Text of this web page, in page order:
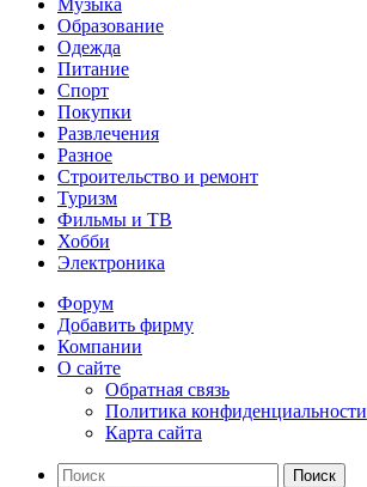
Музыка
Образование
Одежда
Питание
Спорт
Покупки
Развлечения
Разное
Строительство и ремонт
Туризм
Фильмы и ТВ
Хобби
Электроника
Форум
Добавить фирму
Компании
О сайте
Обратная связь
Политика конфиденциальности
Карта сайта
Поиск